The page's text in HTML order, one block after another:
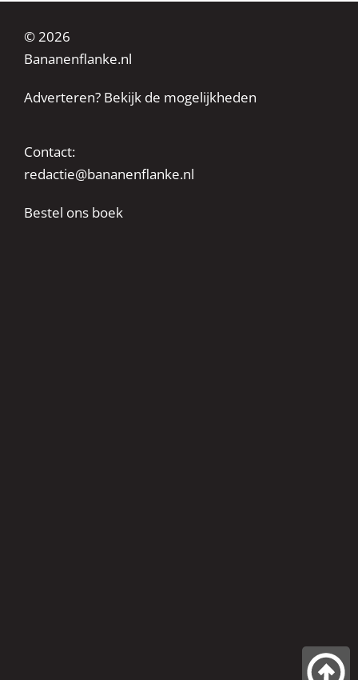
© 2026
Bananenflanke.nl
Adverteren? Bekijk de mogelijkheden
Contact:
redactie@bananenflanke.nl
Bestel ons boek